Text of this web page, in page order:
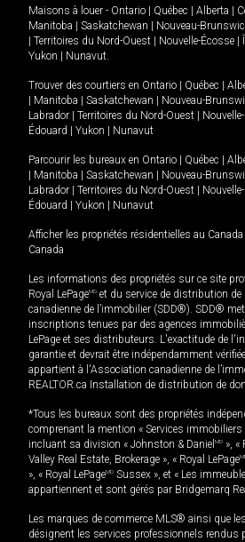
Maisons à louer - Ontario Québec Alberta
Manitoba
Saskatchewan Nouveau-
Territoires du Nord-Ouest Nouvelle-Écosse
Yukon
Nunavut.
Trouver des courtiers en Ontario Québec
Manitoba Saskatchewan Nouveau-
Labrador
Territoires du Nord-Ouest
Édouard
Yukon Nunavut
Parcourir les bureaux en Ontario Québec
Manitoba Saskatchewan Nouveau-
Labrador
Territoires du Nord-Ouest
Édouard
Yukon Nunavut
Afficher les propriétés résidentielles au Canada
Canada
Les informations des propriétés sur ce site
Royal LePageMD et du service de distribution
canadienne de l’immobilier (SDD®). SDD® met
inscriptions tenues par des agences
LePage et ses distributeurs. L'exactitude de
garantie et devrait être indépendamment
appartient à l'Association canadienne de
REALTOR.ca Installation de distribution de
*Tous les bureaux sont des propriétés
comprenant la mention « Services immobiliers
incluant sa division « Johnston & Daniel MD », «
Valley Real Estate, Brokerage », « Royal LePage
», « Royal LePageMD Sussex », et « Les
appartiennent et sont gérés par Bridgemarq
Les marques de commerce MLS® ainsi que
désignent les services professionnels rendus